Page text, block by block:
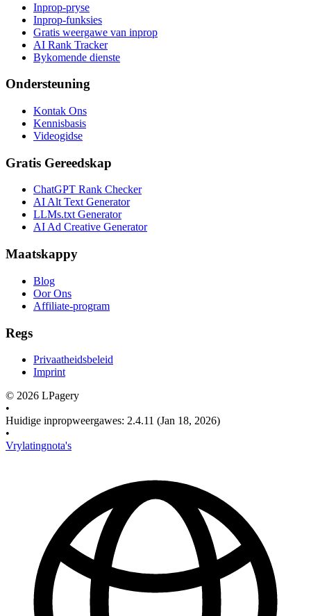
Inprop-pryse
Inprop-funksies
Gratis weergawe van inprop
AI Rank Tracker
Bykomende dienste
Ondersteuning
Kontak Ons
Kennisbasis
Videogidse
Gratis Gereedskap
ChatGPT Rank Checker
AI Alt Text Generator
LLMs.txt Generator
AI Ad Creative Generator
Maatskappy
Blog
Oor Ons
Affiliate-program
Regs
Privaatheidsbeleid
Imprint
© 2026 LPagery
•
Huidige inpropweergawes: 2.4.11 (Jan 18, 2026)
•
Vrylatingnota's